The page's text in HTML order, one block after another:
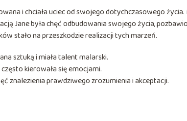
i chciała uciec od swojego dotychczasowego
Jane była chęć odbudowania swojego życia,
stało na przeszkodzie realizacji tych marzeń.
sztuką i miała talent malarski.
kierowała się emocjami.
znalezienia prawdziwego zrozumienia i akceptacji.